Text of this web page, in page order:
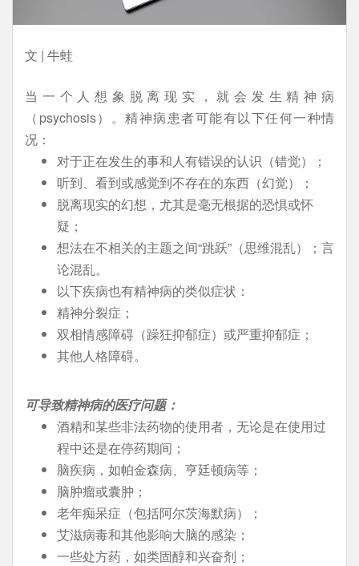
文 | 牛蛙
当一个人想象脱离现实，就会发生精神病
（psychosis）。精神病患者可能有以下任何一种情
况：
对于正在发生的事和人有错误的认识（错觉）；
听到、看到或感觉到不存在的东西（幻觉）；
脱离现实的幻想，尤其是毫无根据的恐惧或怀
疑；
想法在不相关的主题之间“跳跃”（思维混乱）；言
论混乱。
以下疾病也有精神病的类似症状：
精神分裂症；
双相情感障碍（躁狂抑郁症）或严重抑郁症；
其他人格障碍。
可导致精神病的医疗问题：
酒精和某些非法药物的使用者，无论是在使用过
程中还是在停药期间；
脑疾病，如帕金森病、亨廷顿病等；
脑肿瘤或囊肿；
老年痴呆症（包括阿尔茨海默病）；
艾滋病毒和其他影响大脑的感染；
一些处方药，如类固醇和兴奋剂；